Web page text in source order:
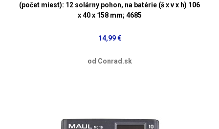
(počet miest): 12 solárny pohon, na batérie (š x v x h) 106
x 40 x 158 mm; 4685
14,99 €
od Conrad.sk